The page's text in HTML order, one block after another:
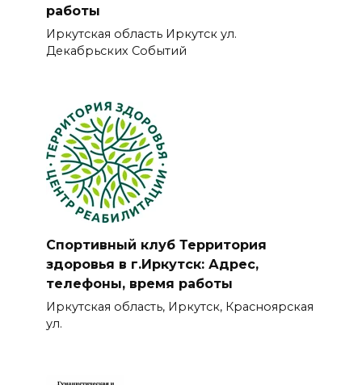
работы
Иркутская область Иркутск ул.
Декабрьских Событий
Спортивный клуб Территория
здоровья в г.Иркутск: Адрес,
телефоны, время работы
Иркутская область, Иркутск, Красноярская
ул.